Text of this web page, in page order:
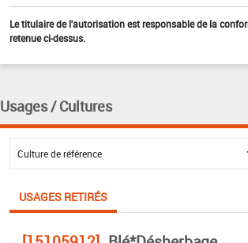
Le titulaire de l'autorisation est responsable de la
retenue ci-dessus.
Usages / Cultures
USAGES RETIRÉS